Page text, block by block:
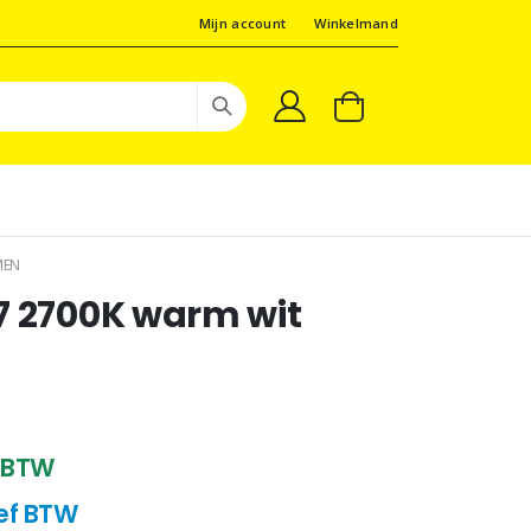
Mijn account Winkelmand
2700K warm wit
BTW